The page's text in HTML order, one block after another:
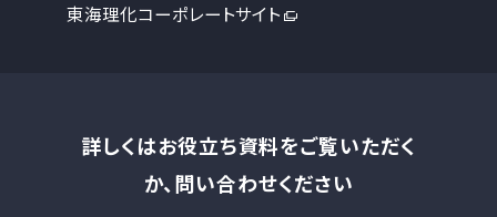
東海理化コーポレートサイト
詳しくはお役立ち資料をご覧いただく
か、問い合わせください